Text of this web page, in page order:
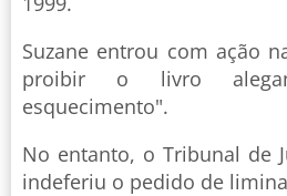
Suzane entrou com ação
proibir o livro
esquecimento".
No entanto, o Tribunal de
indeferiu o pedido de